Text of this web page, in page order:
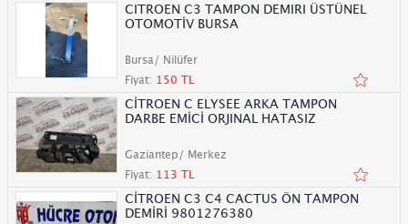
CITROEN C3 TAMPON DEMIRI ÜSTÜNEL
OTOMOTİV BURSA
Bursa/ Nilüfer
Fiyat: 150 TL
CİTROEN C ELYSEE ARKA TAMPON
DARBE EMİCİ ORJINAL HATASIZ
Gaziantep/ Merkez
Fiyat: 113 TL
CİTROEN C3 C4 CACTUS ÖN TAMPON
DEMİRİ 9801276380